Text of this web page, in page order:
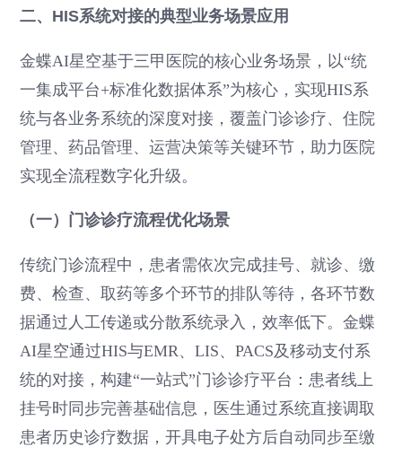
二、HIS系统对接的典型业务场景应用
金蝶AI星空基于三甲医院的核心业务场景，以“统
一集成平台+标准化数据体系”为核心，实现HIS系
统与各业务系统的深度对接，覆盖门诊诊疗、住院
管理、药品管理、运营决策等关键环节，助力医院
实现全流程数字化升级。
（一）门诊诊疗流程优化场景
传统门诊流程中，患者需依次完成挂号、就诊、缴
费、检查、取药等多个环节的排队等待，各环节数
据通过人工传递或分散系统录入，效率低下。金蝶
AI星空通过HIS与EMR、LIS、PACS及移动支付系
统的对接，构建“一站式”门诊诊疗平台：患者线上
挂号时同步完善基础信息，医生通过系统直接调取
患者历史诊疗数据，开具电子处方后自动同步至缴